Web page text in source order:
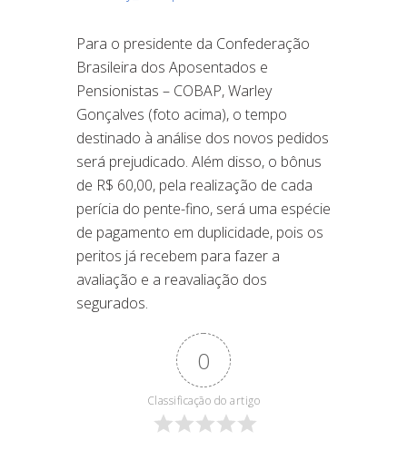
Para o presidente da Confederação
Brasileira dos Aposentados e
Pensionistas – COBAP, Warley
Gonçalves (foto acima), o tempo
destinado à análise dos novos pedidos
será prejudicado. Além disso, o bônus
de R$ 60,00, pela realização de cada
perícia do pente-fino, será uma espécie
de pagamento em duplicidade, pois os
peritos já recebem para fazer a
avaliação e a reavaliação dos
segurados.
0
Classificação do artigo